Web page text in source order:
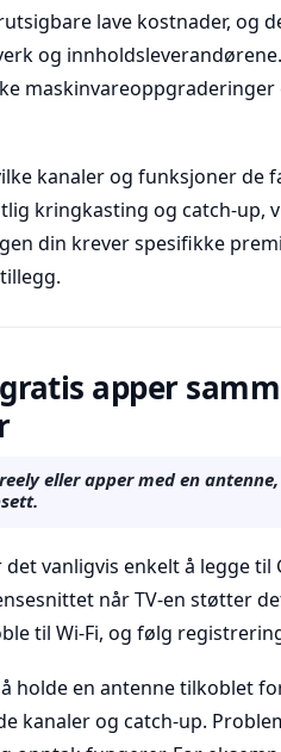
lave kostnader, og
og
kanaler og funksjoner de
kringkasting og catch-up,
din krever spesifikke
apper
eller apper med en
vanligvis enkelt å legge til
når TV-en støtter
til Wi-Fi, og følg
holde en antenne tilkoblet
kanaler og catch-up.